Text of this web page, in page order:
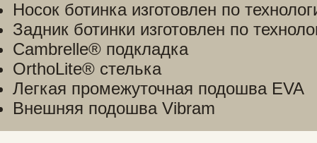
Носок ботинка изготовлен по
Задник ботинки изготовлен по
Cambrelle® подкладка
OrthoLite® стелька
Легкая промежуточная подошва EVA
Внешняя подошва Vibram